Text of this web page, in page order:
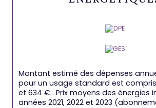
Montant estimé des dépenses
pour un usage standard est
et 634 € . Prix moyens des énergies
années 2021, 2022 et 2023